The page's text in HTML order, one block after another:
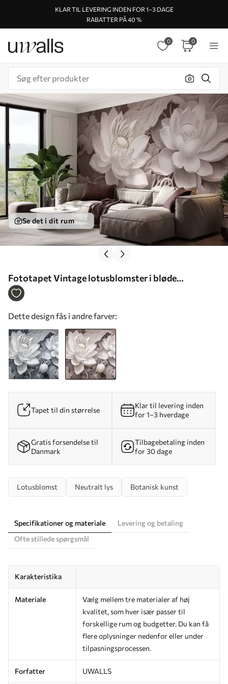
KLAR TIL LEVERING INDEN FOR 1–3 DAGE
RABATTER PÅ 40 %
0 0
Se det i dit rum
Fototapet Vintage lotusblomster i bløde
sepiafarver med detaljerede kronblade, kunstnerisk
Dette design fås i andre farver:
Tapet til din størrelse
Klar til levering inden
for 1–3 hverdage
Gratis forsendelse til
Danmark
Tilbagebetaling inden
for 30 dage
Lotusblomst Neutralt lys Botanisk kunst
Specifikationer og materiale
Levering og betaling
Ofte stillede spørgsmål
Karakteristika
Materiale
Vælg mellem tre materialer af høj
kvalitet, som hver især passer til
forskellige rum og budgetter. Du kan få
flere oplysninger nedenfor eller under
tilpasningsprocessen.
Forfatter UWALLS